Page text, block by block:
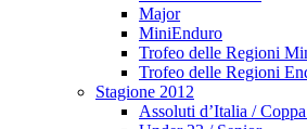
Major
MiniEnduro
Trofeo delle Regioni
Trofeo delle Regioni
Stagione 2012
Assoluti d’Italia /